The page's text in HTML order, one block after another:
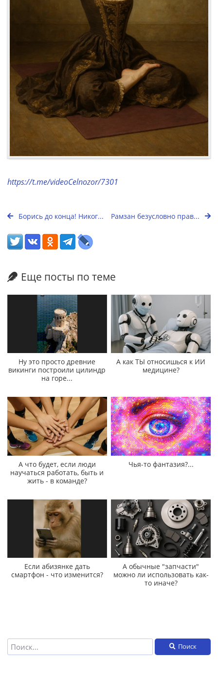
https://t.me/videoCelnozor/7301
Борись до конца! Никог... Рамзан безусловно прав...
Еще посты по теме
Ну это просто древние
викинги построили цилиндр
на горе...
А как ТЫ относишься к ИИ
медицине?
А что будет, если люди
научаться работать, быть и
жить - в команде?
Чья-то фантазия?...
Если абизянке дать
смартфон - что изменится?
А обычные "запчасти"
можно ли использовать как-
то иначе?
Поиск